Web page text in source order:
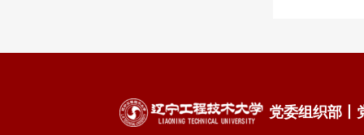
党委组织部丨